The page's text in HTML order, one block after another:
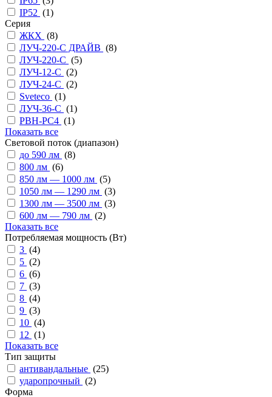
IP52 (1)
Серия
ЖКХ (8)
ЛУЧ-220-С ДРАЙВ (8)
ЛУЧ-220-С (5)
ЛУЧ-12-С (2)
ЛУЧ-24-С (2)
Sveteco (1)
ЛУЧ-36-С (1)
PBH-PC4 (1)
Показать все
Cветовой поток (диапазон)
до 590 лм (8)
800 лм (6)
850 лм — 1000 лм (5)
1050 лм — 1290 лм (3)
1300 лм — 3500 лм (3)
600 лм — 790 лм (2)
Показать все
Потребляемая мощность (Вт)
3 (4)
5 (2)
6 (6)
7 (3)
8 (4)
9 (3)
10 (4)
12 (1)
Показать все
Тип защиты
антивандальные (25)
ударопрочный (2)
Форма